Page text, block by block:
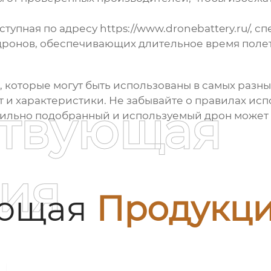
по адресу https://www.dronebattery.ru/,
, обеспечивающих длительное время
могут быть использованы в самых
характеристики. Не забывайте о правилах
подобранный и используемый дрон